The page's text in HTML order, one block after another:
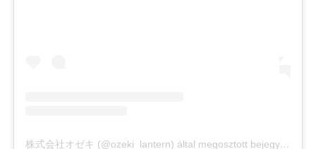
株式会社オゼキ (@ozeki_lantern) által megosztott bejegyzés